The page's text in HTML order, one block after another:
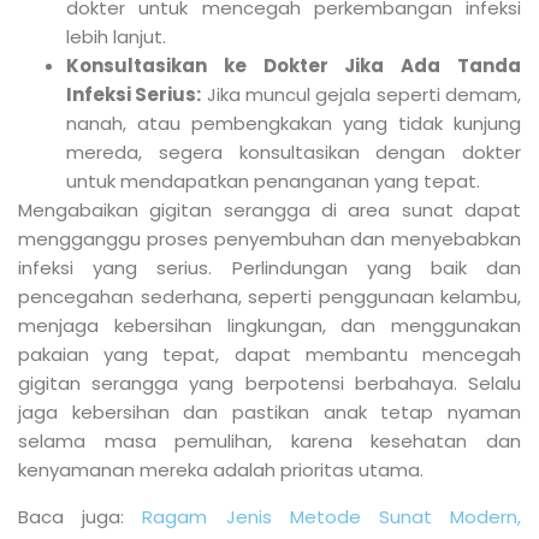
dokter untuk mencegah perkembangan infeksi
lebih lanjut.
Konsultasikan ke Dokter Jika Ada Tanda
Infeksi Serius: Jika muncul gejala seperti demam,
nanah, atau pembengkakan yang tidak kunjung
mereda, segera konsultasikan dengan dokter
untuk mendapatkan penanganan yang tepat.
Mengabaikan gigitan serangga di area sunat dapat
mengganggu proses penyembuhan dan menyebabkan
infeksi yang serius. Perlindungan yang baik dan
pencegahan sederhana, seperti penggunaan kelambu,
menjaga kebersihan lingkungan, dan menggunakan
pakaian yang tepat, dapat membantu mencegah
gigitan serangga yang berpotensi berbahaya. Selalu
jaga kebersihan dan pastikan anak tetap nyaman
selama masa pemulihan, karena kesehatan dan
kenyamanan mereka adalah prioritas utama.
Baca juga:Ragam Jenis Metode Sunat Modern,